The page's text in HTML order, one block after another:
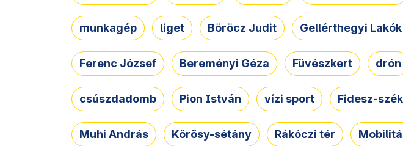
munkagép liget Böröcz Judit Gellérthegyi
Ferenc József Bereményi Géza Füvészkert drón
csúszdadomb Pion István vízi sport Fidesz-
Muhi András Kőrösy-sétány Rákóczi tér